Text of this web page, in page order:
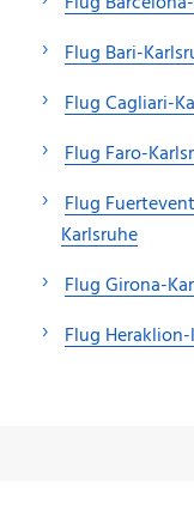
Flug Bari-
Flug Cagliari-
Flug Faro-
Flug
Karlsruhe
Flug Girona-
Flug